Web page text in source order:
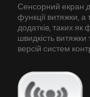
Сенсорний екран
функції витяжки, а
додатків, таких як
швидкість
версій систем